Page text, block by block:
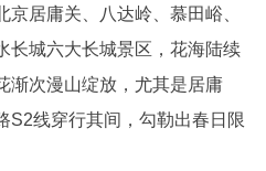
构职能 政策服务
策解读 回应关切
居庸关、八达岭、慕田峪、
长城六大长城景区，花海陆续
渐次漫山绽放，尤其是居庸
S2线穿行其间，勾勒出春日限